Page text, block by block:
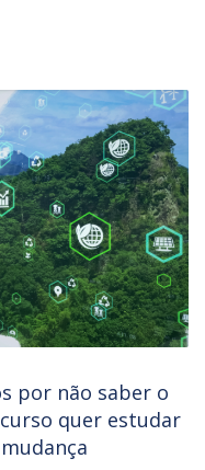
por não saber o
quer estudar